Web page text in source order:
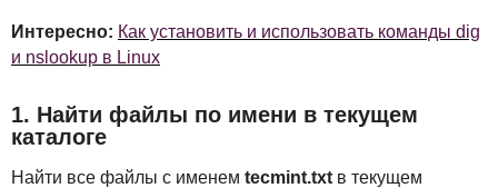
Интересно: Как установить и использовать команды dig
и nslookup в Linux
1. Найти файлы по имени в текущем
каталоге
Найти все файлы с именем tecmint.txt в текущем